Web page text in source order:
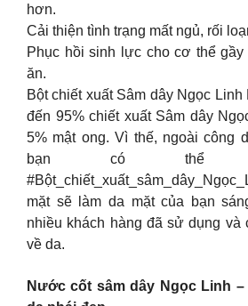
hơn.
Cải thiện tình trạng mất ngủ, rối
Phục hồi sinh lực cho cơ thể gầy
ăn.
Bột chiết xuất Sâm dây Ngọc
đến 95% chiết xuất Sâm dây
5% mật ong. Vì thế, ngoài công
bạn có thể
mặt sẽ làm da mặt của bạn
nhiều khách hàng đã sử dụng và
về da.
Nước cốt sâm dây Ngọc Linh